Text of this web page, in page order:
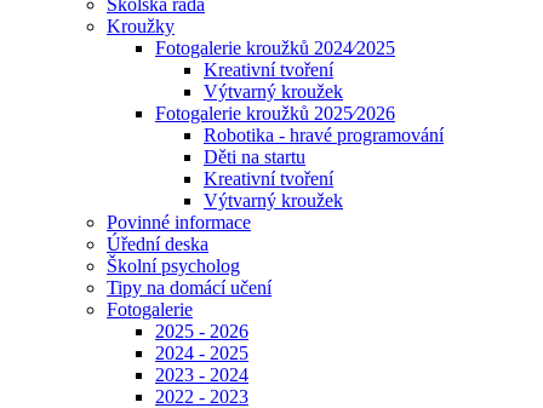
Školská rada
Kroužky
Fotogalerie kroužků 2024⁄2025
Kreativní tvoření
Výtvarný kroužek
Fotogalerie kroužků 2025⁄2026
Robotika - hravé programování
Děti na startu
Kreativní tvoření
Výtvarný kroužek
Povinné informace
Úřední deska
Školní psycholog
Tipy na domácí učení
Fotogalerie
2025 - 2026
2024 - 2025
2023 - 2024
2022 - 2023